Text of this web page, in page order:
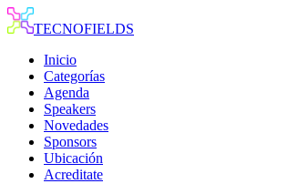
TECNOFIELDS
Inicio
Categorías
Agenda
Speakers
Novedades
Sponsors
Ubicación
Acreditate